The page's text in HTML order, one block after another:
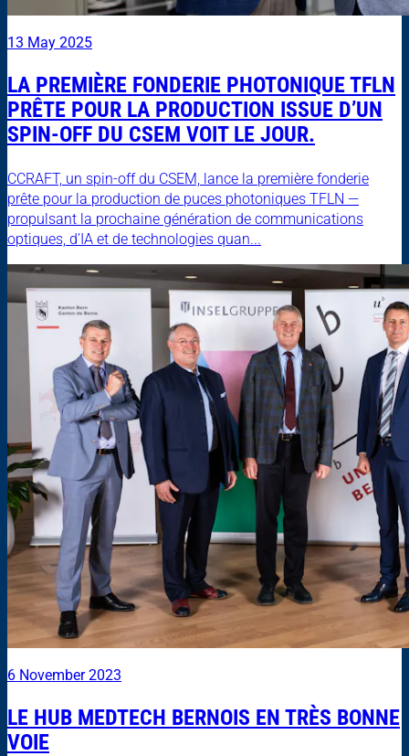
13 May 2025
LA PREMIÈRE FONDERIE PHOTONIQUE TFLN
PRÊTE POUR LA PRODUCTION ISSUE D’UN
SPIN-OFF DU CSEM VOIT LE JOUR.
CCRAFT, un spin-off du CSEM, lance la première fonderie
prête pour la production de puces photoniques TFLN —
propulsant la prochaine génération de communications
optiques, d’IA et de technologies quan...
6 November 2023
LE HUB MEDTECH BERNOIS EN TRÈS BONNE
VOIE